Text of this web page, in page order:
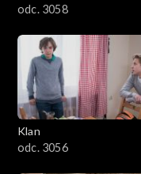
odc. 3058
Klan
odc. 3056